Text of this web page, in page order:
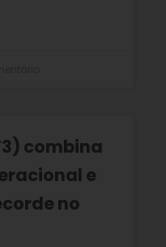
combina
e
no